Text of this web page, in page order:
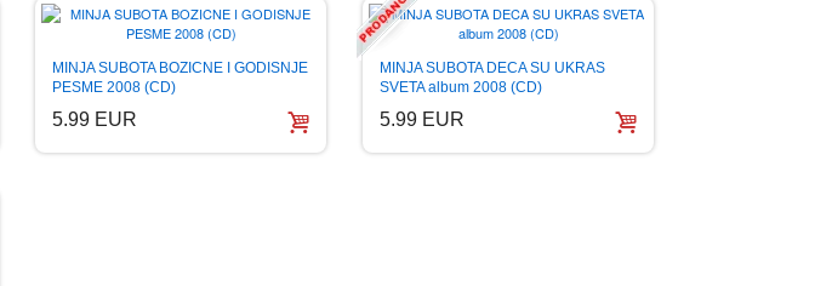
MINJA SUBOTA BOZICNE I GODISNJE
PESME 2008 (CD)
5.99 EUR
MINJA SUBOTA DECA SU UKRAS
SVETA album 2008 (CD)
5.99 EUR